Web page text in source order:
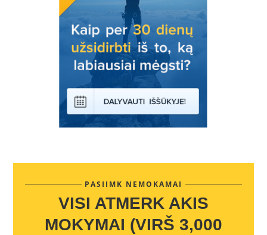
PASIIMK NEMOKAMAI
VISI ATMERK AKIS
MOKYMAI (VIRŠ 3,000